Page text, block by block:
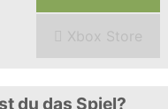
Xbox Store
du das Spiel?